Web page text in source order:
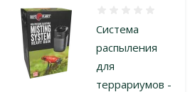
Система
распыления
для
террариумов -